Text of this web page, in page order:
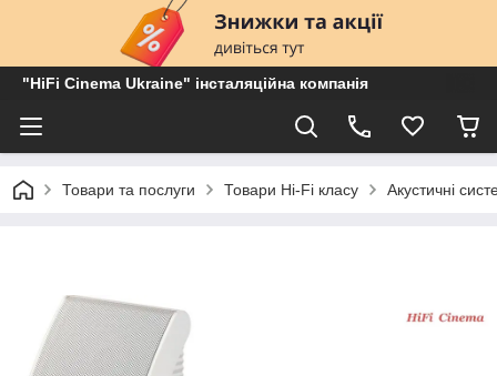
"HiFi Cinema Ukraine" інсталяційна компанія
Товари та послуги Товари Hi-Fi класу Акустичні